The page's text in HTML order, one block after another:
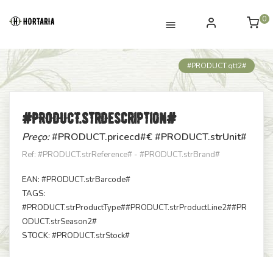
0
#PRODUCT.qtt2#
#PRODUCT.strDescription#
Preço:#PRODUCT.pricecd#€ #PRODUCT.strUnit#
Ref: #PRODUCT.strReference# - #PRODUCT.strBrand#
EAN: #PRODUCT.strBarcode#
TAGS:
#PRODUCT.strProductType##PRODUCT.strProductLine2##PR
ODUCT.strSeason2#
STOCK: #PRODUCT.strStock#